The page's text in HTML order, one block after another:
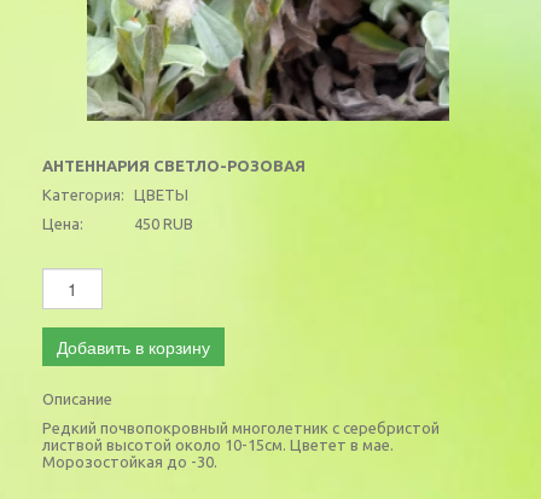
АНТЕННАРИЯ СВЕТЛО-РОЗОВАЯ
Категория:
ЦВЕТЫ
Цена:
450 RUB
Добавить в корзину
Описание
Редкий почвопокровный многолетник с серебристой
листвой высотой около 10-15см. Цветет в мае.
Морозостойкая до -30.